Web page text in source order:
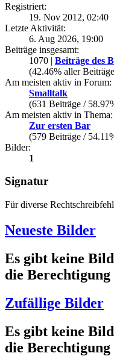
Registriert:
19. Nov 2012, 02:40
Letzte Aktivität:
6. Aug 2026, 19:00
Beiträge insgesamt:
1070 | Beiträge des
(42.46% aller
Am meisten aktiv in Forum:
Smalltalk
(631 Beiträge /
Am meisten aktiv in Thema:
Zur ersten Bar
(579 Beiträge /
Bilder:
1
Signatur
Für diverse
Neueste Bilder
Es gibt keine
die Berechtigung
Zufällige Bilder
Es gibt keine
die Berechtigung